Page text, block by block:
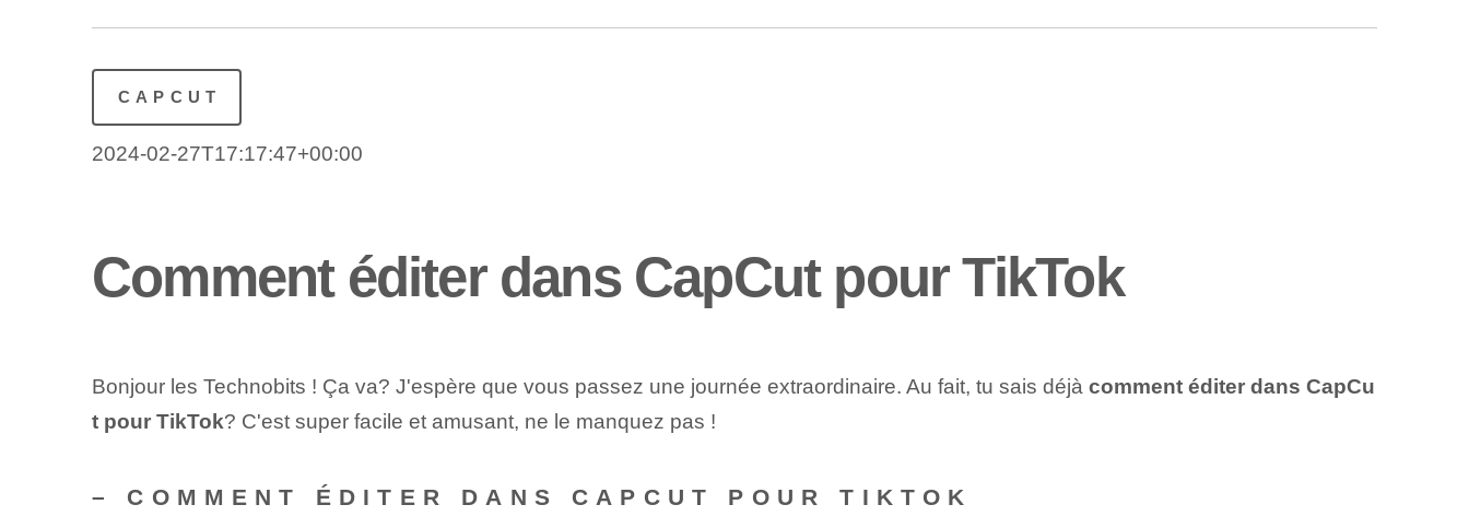
CAPCUT
2024-02-27T17:17:47+00:00
Comment éditer dans CapCut pour TikTok
Bonjour les Technobits ! Ça va? J'espère que vous passez une journée extraordinaire. Au fait, tu sais déjà comment éditer dans CapCu
t pour TikTok? C'est super facile et amusant, ne le manquez pas !
– COMMENT ÉDITER DANS CAPCUT POUR TIKTOK